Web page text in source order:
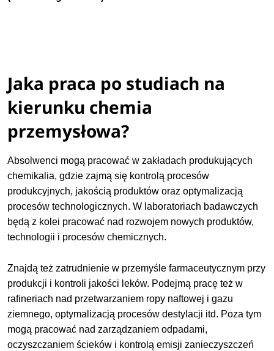
Jaka praca po studiach na
kierunku chemia
przemysłowa?
Absolwenci mogą pracować w zakładach produkujących
chemikalia, gdzie zajmą się kontrolą procesów
produkcyjnych, jakością produktów oraz optymalizacją
procesów technologicznych. W laboratoriach badawczych
będą z kolei pracować nad rozwojem nowych produktów,
technologii i procesów chemicznych.
Znajdą też zatrudnienie w przemyśle farmaceutycznym przy
produkcji i kontroli jakości leków. Podejmą pracę też w
rafineriach nad przetwarzaniem ropy naftowej i gazu
ziemnego, optymalizacją procesów destylacji itd. Poza tym
mogą pracować nad zarządzaniem odpadami,
oczyszczaniem ścieków i kontrolą emisji zanieczyszczeń